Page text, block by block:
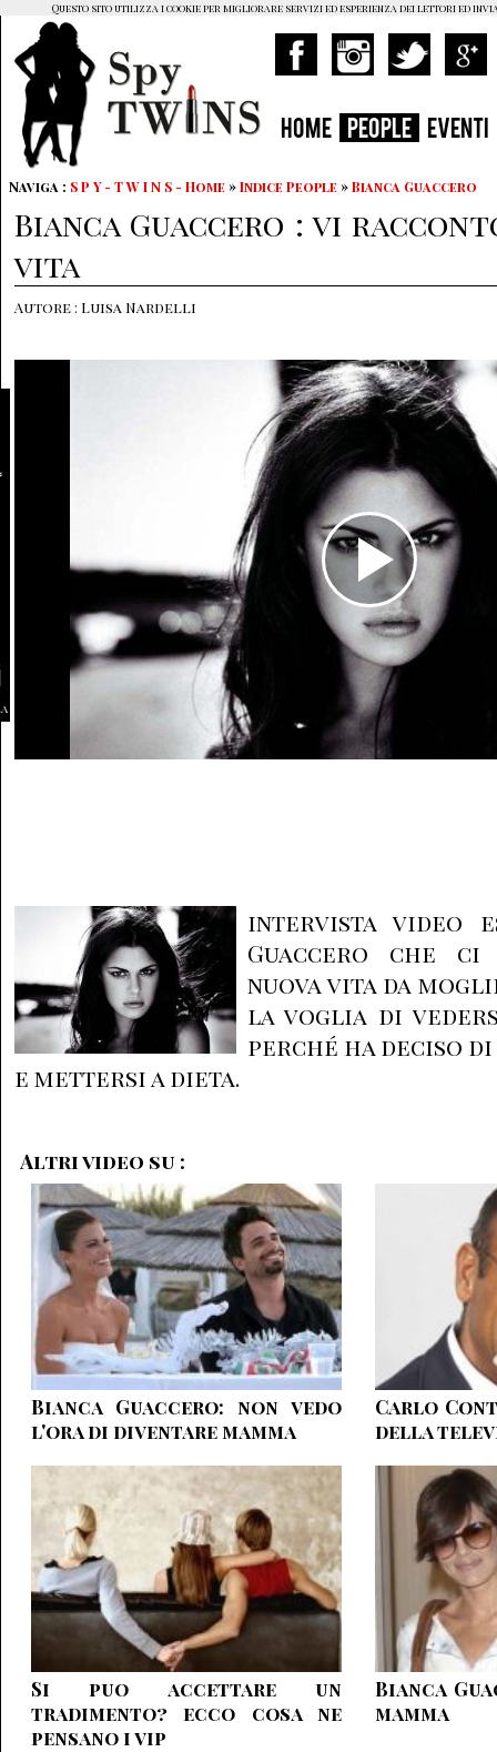
HOME PEOPLE EVENTI
Naviga : S P Y - T W I N S - Home »Indice People »Bianca Guaccero
Bianca Guaccero : vi
vita
Autore : Luisa Nardelli
intervista video
Guaccero che
nuova vita da
la voglia di
perché ha deciso
e mettersi a dieta.
Altri video su :
Bianca Guaccero: non vedo
l'ora di diventare mamma
Carlo
della
Si puo accettare un
tradimento? ecco cosa ne
pensano i vip
Bianca
mamma
Questo sito utilizza i cookie per migliorare servizi ed esperienza dei lettori ed